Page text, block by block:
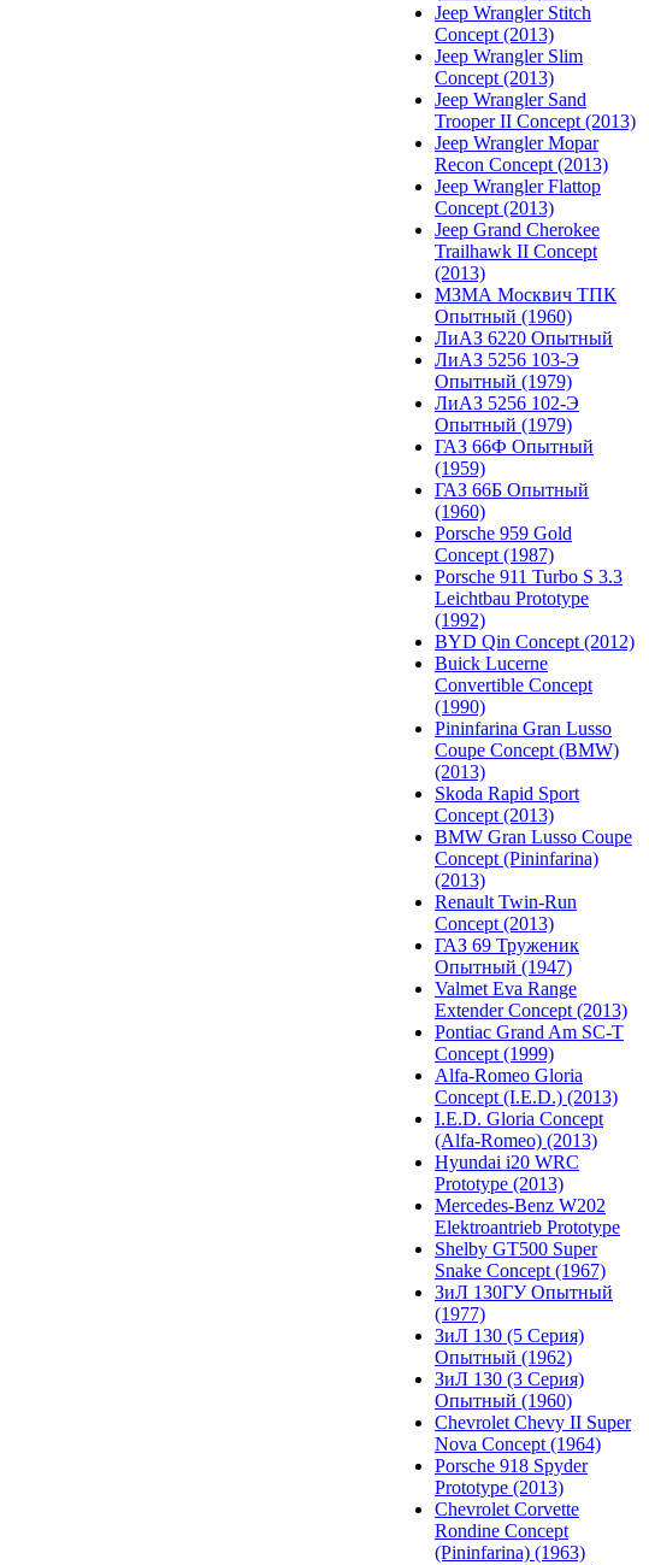
Jeep Wrangler Stitch
Concept (2013)
Jeep Wrangler Slim
Concept (2013)
Jeep Wrangler Sand
Trooper II Concept (2013)
Jeep Wrangler Mopar
Recon Concept (2013)
Jeep Wrangler Flattop
Concept (2013)
Jeep Grand Cherokee
Trailhawk II Concept
(2013)
МЗМА Москвич ТПК
Опытный (1960)
ЛиАЗ 6220 Опытный
ЛиАЗ 5256 103-Э
Опытный (1979)
ЛиАЗ 5256 102-Э
Опытный (1979)
ГАЗ 66Ф Опытный
(1959)
ГАЗ 66Б Опытный
(1960)
Porsche 959 Gold
Concept (1987)
Porsche 911 Turbo S 3.3
Leichtbau Prototype
(1992)
BYD Qin Concept (2012)
Buick Lucerne
Convertible Concept
(1990)
Pininfarina Gran Lusso
Coupe Concept (BMW)
(2013)
Skoda Rapid Sport
Concept (2013)
BMW Gran Lusso Coupe
Concept (Pininfarina)
(2013)
Renault Twin-Run
Concept (2013)
ГАЗ 69 Труженик
Опытный (1947)
Valmet Eva Range
Extender Concept (2013)
Pontiac Grand Am SC-T
Concept (1999)
Alfa-Romeo Gloria
Concept (I.E.D.) (2013)
I.E.D. Gloria Concept
(Alfa-Romeo) (2013)
Hyundai i20 WRC
Prototype (2013)
Mercedes-Benz W202
Elektroantrieb Prototype
Shelby GT500 Super
Snake Concept (1967)
ЗиЛ 130ГУ Опытный
(1977)
ЗиЛ 130 (5 Серия)
Опытный (1962)
ЗиЛ 130 (3 Серия)
Опытный (1960)
Chevrolet Chevy II Super
Nova Concept (1964)
Porsche 918 Spyder
Prototype (2013)
Chevrolet Corvette
Rondine Concept
(Pininfarina) (1963)